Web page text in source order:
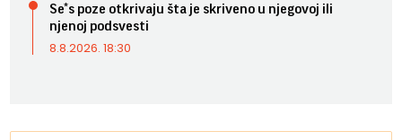
Se*s poze otkrivaju šta je skriveno u njegovoj ili
njenoj podsvesti
8.8.2026. 18:30